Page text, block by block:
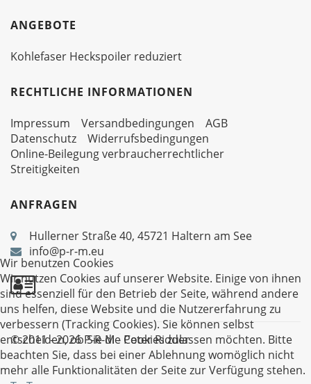
ANGEBOTE
Kohlefaser Heckspoiler reduziert
RECHTLICHE INFORMATIONEN
Impressum Versandbedingungen
AGB
Datenschutz
Widerrufsbedingungen
Online-Beilegung verbraucherrechtlicher
Streitigkeiten
ANFRAGEN
Hullerner Straße 40, 45721 Haltern am See
info@p-r-m.eu
© 2011 - 2026 P-R-M - Peter Ridder
Wir benutzen Cookies
Wir nutzen Cookies auf unserer Website. Einige von ihnen
sind essenziell für den Betrieb der Seite, während andere
uns helfen, diese Website und die Nutzererfahrung zu
verbessern (Tracking Cookies). Sie können selbst
entscheiden, ob Sie die Cookies zulassen möchten. Bitte
beachten Sie, dass bei einer Ablehnung womöglich nicht
mehr alle Funktionalitäten der Seite zur Verfügung stehen.